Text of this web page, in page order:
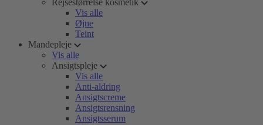
Rejsestørrelse kosmetik
Vis alle
Øjne
Teint
Mandepleje
Vis alle
Ansigtspleje
Vis alle
Anti-aldring
Ansigtscreme
Ansigtsrensning
Ansigtsserum